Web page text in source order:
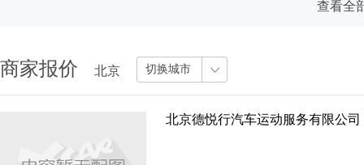
查看全
商家报价 北京 切换城市
北京德悦行汽车运动服务有限公司